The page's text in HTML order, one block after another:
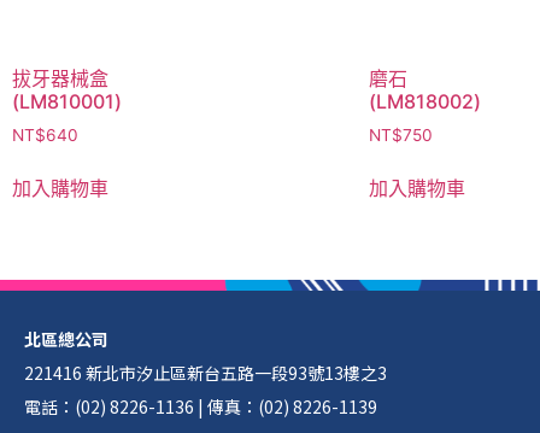
拔牙器械盒
(LM810001)
NT$640
加入購物車
磨石
(LM818002)
NT$750
加入購物車
北區總公司
221416 新北市汐止區新台五路一段93號13樓之3
電話：(02) 8226-1136 | 傳真：(02) 8226-1139